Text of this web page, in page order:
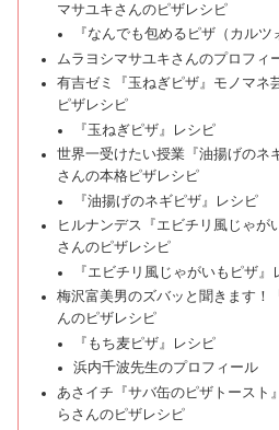
マサユキさんのピザレシピ
『なんでも包めるピザ（カル
ムラヨシマサユキさんのプロフィ
有吉ゼミ『玉ねぎピザ』モノマネ
ピザレシピ
『玉ねぎピザ』レシピ
世界一受けたい授業『油揚げのネ
さんの本格ピザレシピ
『油揚げのネギピザ』レシピ
ヒルナンデス『エビチリ風じゃが
さんのピザレシピ
『エビチリ風じゃがいもピザ』
梅沢富美男のズバッと聞きます！
んのピザレシピ
『もち麦ピザ』レシピ
浜内千波先生のプロフィール
あさイチ『サバ缶のピザトースト
らさんのピザレシピ